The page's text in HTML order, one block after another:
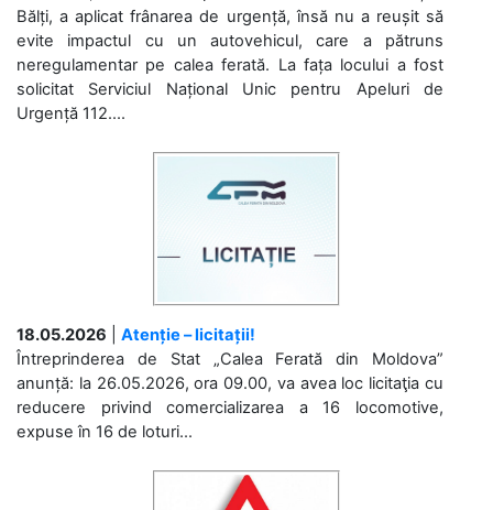
Bălți, a aplicat frânarea de urgență, însă nu a reușit să
evite impactul cu un autovehicul, care a pătruns
neregulamentar pe calea ferată. La fața locului a fost
solicitat Serviciul Național Unic pentru Apeluri de
Urgență 112....
18.05.2026
Atenție – licitații!
Întreprinderea de Stat „Calea Ferată din Moldova”
anunță: la 26.05.2026, ora 09.00, va avea loc licitaţia cu
reducere privind comercializarea a 16 locomotive,
expuse în 16 de loturi...